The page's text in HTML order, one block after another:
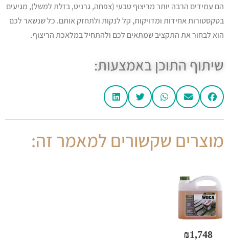
הם עמידים הרבה יותר מריצוף טבעי (צפחה, גרניט, בזלת למשל), מגיעים
בטקסטורות אחידות ומדויקות, קל לנקות ולתחזק אותם. כל שנשאר לכם
הוא לבחור את התקציב שמתאים לכם ולהתחיל במלאכת הריצוף.
שיתוף התוכן באמצעות:
מוצרים שקשורים למאמר זה:
₪1,748